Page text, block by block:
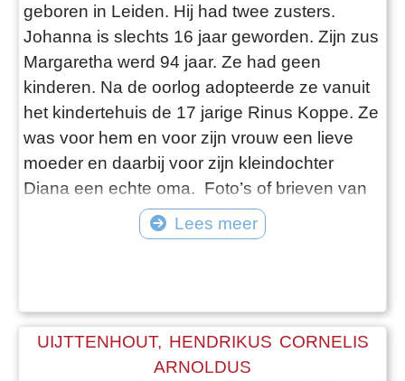
geboren in Leiden. Hij had twee zusters.
Johanna is slechts 16 jaar geworden. Zijn zus
Margaretha werd 94 jaar. Ze had geen
kinderen. Na de oorlog adopteerde ze vanuit
het kindertehuis de 17 jarige Rinus Koppe. Ze
was voor hem en voor zijn vrouw een lieve
moeder en daarbij voor zijn kleindochter
Diana een echte oma. Foto’s of brieven van
Han heeft Rinus nooit gezien. Hij is zeer
slecht ter been maar wil toch heel graag nog
oorlogsdag omgekomen. Samen met Co
Vlugman w
Lees meer
UIJTTENHOUT, HENDRIKUS CORNELIS
ARNOLDUS